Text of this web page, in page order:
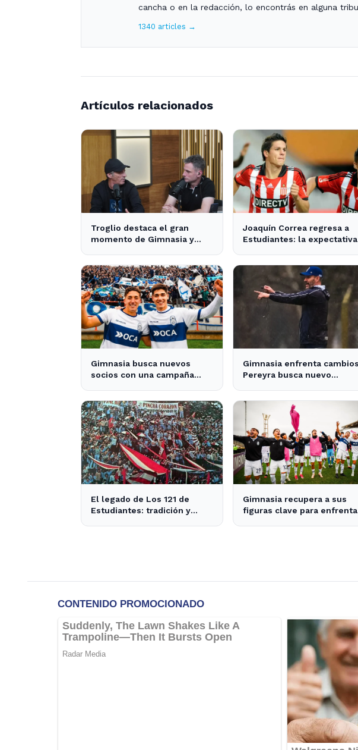
cancha o en la redacción, lo encontrás en alguna
1340 articles →
Artículos relacionados
Troglio destaca el gran
momento de Gimnasia y
Joaquín Correa regresa a
Estudiantes: la expectativa
Gimnasia busca nuevos
socios con una campaña
Gimnasia enfrenta
Pereyra busca nuevo
El legado de Los 121 de
Estudiantes: tradición y
Gimnasia recupera a sus
figuras clave para